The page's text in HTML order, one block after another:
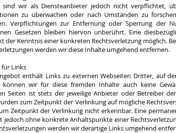
sind wir als Diensteanbieter jedoch nicht verpflichtet,
zu überwachen oder nach Umständen zu
Verpflichtungen zur Entfernung oder Sperrung der
Gesetzen bleiben hiervon unberührt. Eine
der Kenntnis einer konkreten Rechtsverletzung möglich.
werden wir diese Inhalte umgehend entfernen.
Links
enthält Links zu externen Webseiten Dritter, auf
können wir für diese fremden Inhalte auch keine
Seiten ist stets der jeweilige Anbieter oder Betreiber
zum Zeitpunkt der Verlinkung auf mögliche
Zeitpunkt der Verlinkung nicht erkennbar. Eine
jedoch ohne konkrete Anhaltspunkte einer
werden wir derartige Links umgehend